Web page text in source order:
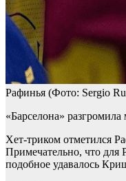
Рафинья (Фото: Sergio
«Барселона»
Хет-триком отметился
Примечательно, что
подобное удавалось